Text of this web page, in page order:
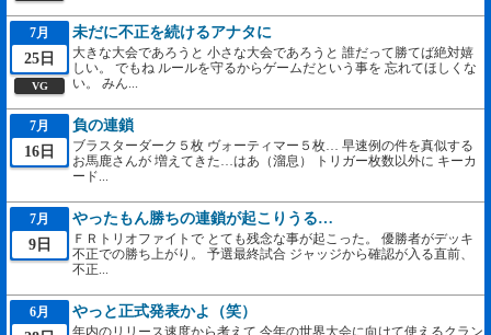
7月
25日
VG
未だに不正を続けるアナタに
大きな大会であろうと 小さな大会であろうと 誰だって勝てば絶対嬉
しい。 でもね ルールを守るからゲームだという事を 忘れてほしくな
い。 みん...
7月
16日
負の連鎖
ブラスターダーク５枚 ヴォーティマー５枚… 早速例の件を真似する
お馬鹿さんが 増えてきた…はあ（溜息） トリガー枚数以外に キーカ
ード...
7月
9日
やったもん勝ちの連鎖が起こりうる…
ＦＲトリオファイトで とても残念な事が起こった。 優勝者がデッキ
不正での勝ち上がり。 予選最終試合 ジャッジから確認が入る直前、
不正...
6月 やっと正式発表かよ（笑）
年内のリリース速度から考えて 今年の世界大会に向けて使えるクラン